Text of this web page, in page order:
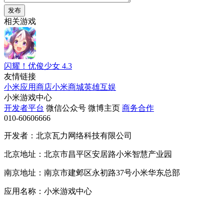
发布
相关游戏
闪耀！优俊少女 4.3
友情链接
小米应用商店小米商城英雄互娱
小米游戏中心
开发者平台 微信公众号 微博主页 商务合作
010-60606666
开发者：北京瓦力网络科技有限公司
北京地址：北京市昌平区安居路小米智慧产业园
南京地址：南京市建邺区永初路37号小米华东总部
应用名称：小米游戏中心